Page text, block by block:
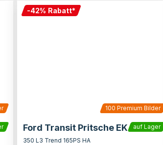
-42% Rabatt*
100 Premium Bilder
Ford Transit Pritsche EK
auf Lager
350 L3 Trend 165PS HA